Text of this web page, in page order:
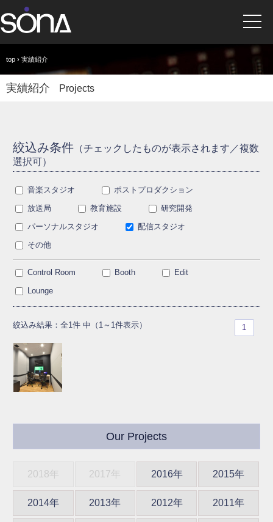
top › 実績紹介
実績紹介 Projects
絞込み条件 （チェックしたものが表示されます／複数
選択可）
音楽スタジオ ポストプロダクション
放送局 教育施設 研究開発
パーソナルスタジオ 配信スタジオ
その他
Control Room Booth Edit
Lounge
絞込み結果：全1件 中（1～1件表示） 1
Our Projects
2018年 2017年 2016年 2015年
2014年 2013年 2012年 2011年